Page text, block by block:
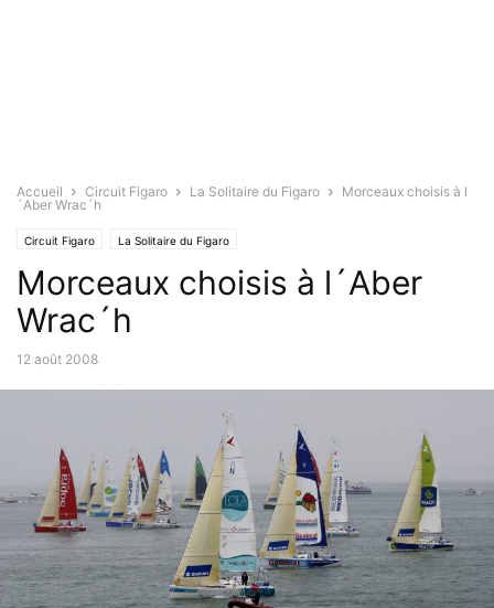
Accueil Circuit Figaro La Solitaire du Figaro
Morceaux choisis à l
´Aber Wrac´h
Circuit Figaro La Solitaire du Figaro
Morceaux choisis à l´Aber
Wrac´h
12 août 2008